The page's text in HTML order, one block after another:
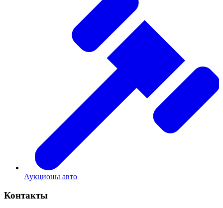
Аукционы авто
Контакты